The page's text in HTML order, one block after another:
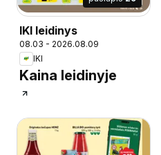
IKI leidinys
08.03 - 2026.08.09
IKI
Kaina leidinyje